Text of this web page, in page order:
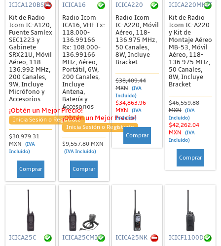
ICICA120BSYS
Kit de Radio
Icom IC-A120,
Fuente Samlex
SEC1223 y
Gabinete
SRX21U, Móvil
Aéreo, 118-
136.992 MHz,
200 Canales,
9W, Incluye
Micrófono y
Accesorios
¡Obtén un Mejor Precio!
Inicia Sesión o Regístrate
$30,979.31
MXN
(IVA
Incluido)
Comprar
ICICA16
Radio Icom
ICA16, VHF Tx:
118.000-
136.99166
Rx: 108.000-
136.99166
MHz, Aéreo,
Portátil, 6W,
200 Canales,
Incluye
Antena,
Batería y
Accesorios
¡Obtén un Mejor Precio!
Inicia Sesión o Regístrate
$9,557.80 MXN
(IVA Incluido)
Comprar
ICICA220
Radio Icom
IC-A220, Móvil
Aéreo, 118-
136.975 MHz,
50 Canales,
8W, Incluye
Bracket
$38,409.44
MXN
(IVA
Incluido)
$34,863.96
MXN
(IVA
Incluido)
Comprar
ICICA220MKIT
Kit de Radio
Icom IC-A220
y Kit de
Montaje Aéreo
MB-53, Móvil
Aéreo, 118-
136.975 MHz,
50 Canales,
8W, Incluye
Bracket
$46,559.88
MXN
(IVA
Incluido)
$42,262.04
MXN
(IVA
Incluido)
Comprar
ICICA25C
ICICA25CMIC
ICICA25NK
ICICF1100D